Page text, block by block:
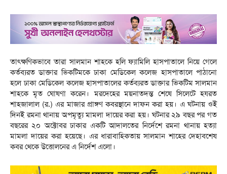
তাৎক্ষণিকভাবে তারা সালমান শাহকে হলি ফ্যামিলি হাসপাতালে নিয়ে গেলে
কর্তব্যরত ডাক্তার ভিকটিমকে ঢাকা মেডিকেল কলেজ হাসপাতালে পাঠানো
হলে ঢাকা মেডিকেল কলেজ হাসপাতালের কর্তব্যরত ডাক্তার ভিকটিম সালমান
শাহকে মৃত ঘোষণা করেন। মরদেহের ময়নাতদন্ত শেষে সিলেটে হযরত
শাহজালাল (র.) এর মাজার প্রাঙ্গণ কবরস্থানে দাফন করা হয়। এ ঘটনায় ওই
দিনই রমনা থানায় অপমৃত্যু মামলা দায়ের করা হয়। ঘটনার ২৯ বছর পর গত
বছরের ২০ অক্টোবর ঢাকার একটি আদালতের নির্দেশে রমনা থানায় হত্যা
মামলা দায়ের করা হয়েছে। এর ধারাবাহিকতায় সালমান শাহের দেহাবশেষ
কবর থেকে উত্তোলনের এ নির্দেশ এলো।